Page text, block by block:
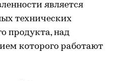
является
технических
продукта, над
которого работают